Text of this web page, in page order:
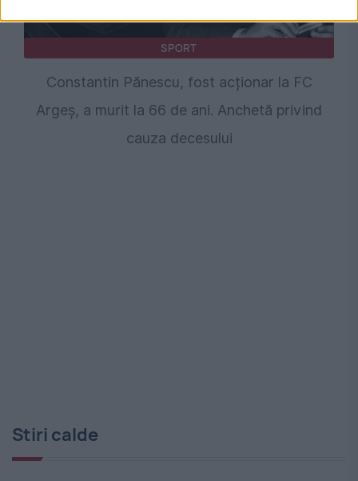
SPORT
Constantin Pănescu, fost acționar la FC
Argeș, a murit la 66 de ani. Anchetă privind
cauza decesului
Stiri calde